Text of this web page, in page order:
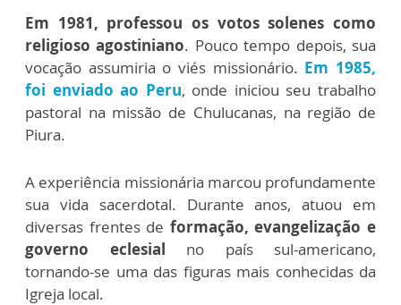
Em 1981, professou os votos solenes como
religioso agostiniano. Pouco tempo depois, sua
vocação assumiria o viés missionário. Em 1985,
foi enviado ao Peru, onde iniciou seu trabalho
pastoral na missão de Chulucanas, na região de
Piura.
A experiência missionária marcou profundamente
sua vida sacerdotal. Durante anos, atuou em
diversas frentes de formação, evangelização e
governo eclesial no país sul-americano,
tornando-se uma das figuras mais conhecidas da
Igreja local.